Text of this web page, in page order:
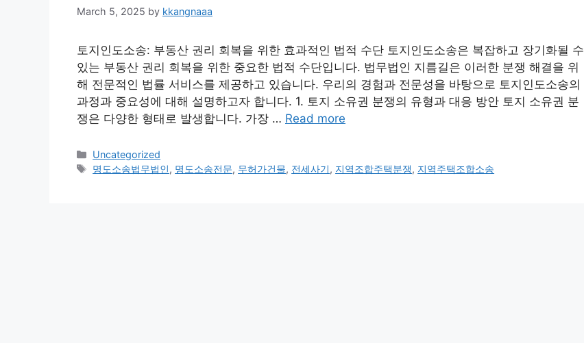
March 5, 2025 by kkangnaaa
토지인도소송: 부동산 권리 회복을 위한 효과적인 법적 수단 토지인도소송은 복잡하고 장기화될 수
있는 부동산 권리 회복을 위한 중요한 법적 수단입니다. 법무법인 지름길은 이러한 분쟁 해결을 위
해 전문적인 법률 서비스를 제공하고 있습니다. 우리의 경험과 전문성을 바탕으로 토지인도소송의
과정과 중요성에 대해 설명하고자 합니다. 1. 토지 소유권 분쟁의 유형과 대응 방안 토지 소유권 분
쟁은 다양한 형태로 발생합니다. 가장 … Read more
Categories
Uncategorized
Tags
명도소송법무법인, 명도소송전문, 무허가건물, 전세사기, 지역조합주택분쟁, 지역주택조합소송